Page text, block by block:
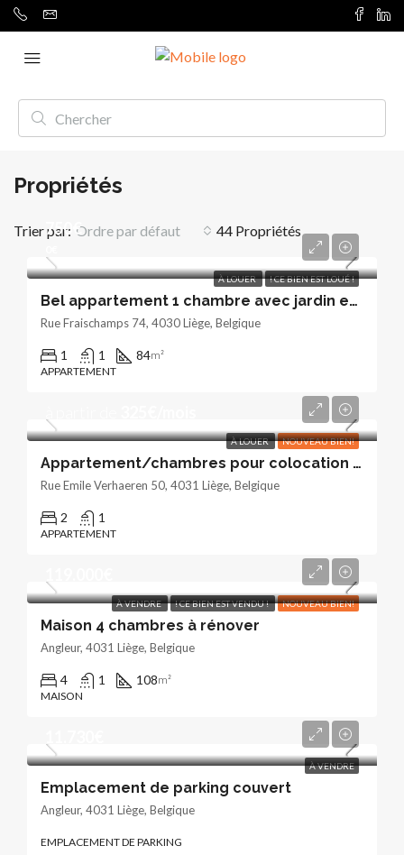
Propriétés
44 Propriétés
Trier par: Ordre par défaut
À LOUER ! CE BIEN EST LOUÉ !
750€
Bel appartement 1 chambre avec jardin et garage
Rue Fraischamps 74, 4030 Liège, Belgique
1 1 84m²
APPARTEMENT
À LOUER NOUVEAU BIEN!
Appartement/chambres pour colocation dans le centre d’Angleur
Rue Emile Verhaeren 50, 4031 Liège, Belgique
2 1
APPARTEMENT
À VENDRE ! CE BIEN EST VENDU ! NOUVEAU BIEN!
Maison 4 chambres à rénover
Angleur, 4031 Liège, Belgique
4 1 108m²
MAISON
À VENDRE
Emplacement de parking couvert
Angleur, 4031 Liège, Belgique
EMPLACEMENT DE PARKING